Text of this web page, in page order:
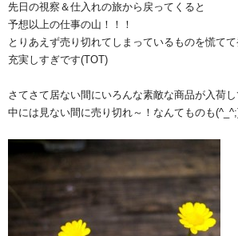
先日の視察＆仕入れの旅から戻ってくると
予想以上の仕事の山！！！
とりあえず売り切れてしまっているものを慌て
充実しすぎです(TOT)
さてさて居ない間にいろんな素敵な商品が入荷し
中には見ない間に売り切れ～！なんてものも